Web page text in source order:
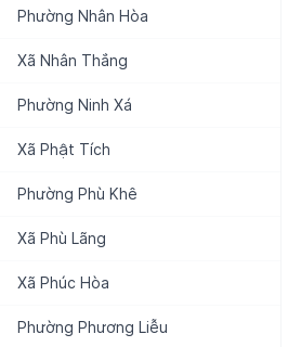
Phường Nhân Hòa
Xã Nhân Thắng
Phường Ninh Xá
Xã Phật Tích
Phường Phù Khê
Xã Phù Lãng
Xã Phúc Hòa
Phường Phương Liễu